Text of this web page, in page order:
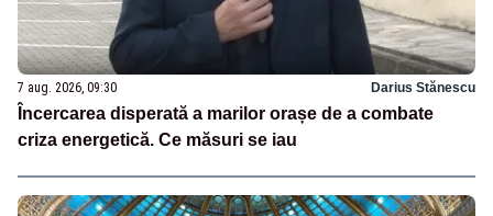
7 aug. 2026, 09:30 Darius Stănescu
Încercarea disperată a marilor orașe de a combate
criza energetică. Ce măsuri se iau